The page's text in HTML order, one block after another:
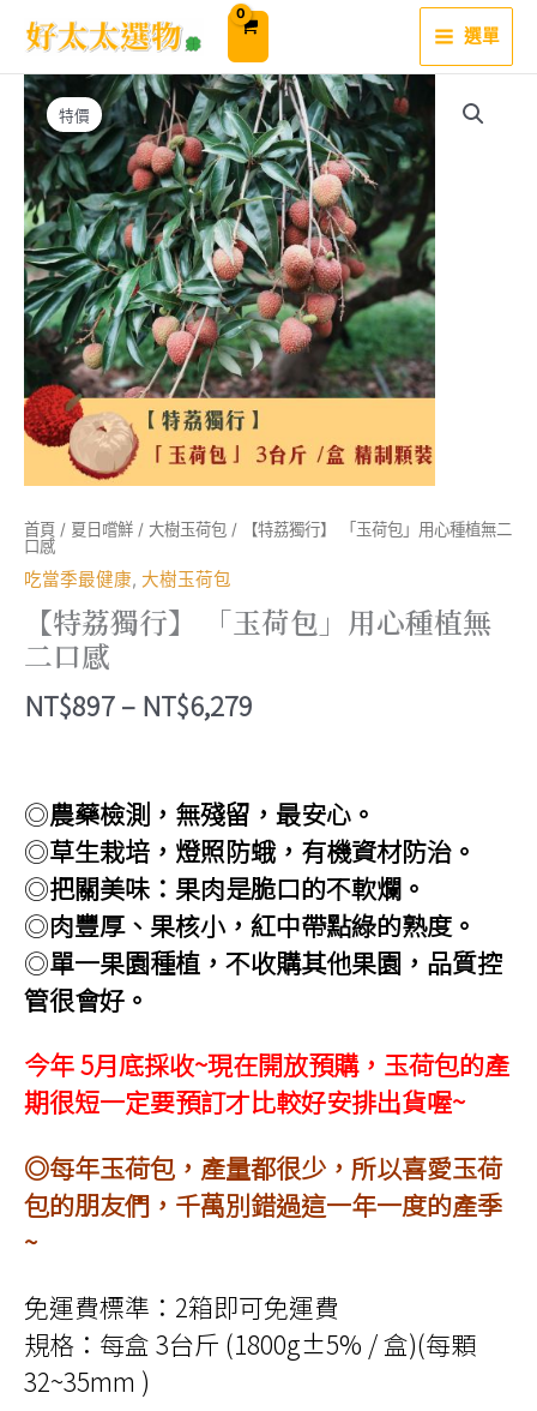
內
選單
特價
首頁 / 夏日嚐鮮 / 大樹玉荷包 / 【特荔獨行】 「玉荷包」用心種植無二
口感
吃當季最健康, 大樹玉荷包
【特荔獨行】 「玉荷包」用心種植無
二口感
NT$897– NT$6,279
圍：
NT$897
到
NT$6,279
◎農藥檢測，無殘留，最安心。
◎草生栽培，燈照防蛾，有機資材防治。
◎把關美味：果肉是脆口的不軟爛。
◎肉豐厚、果核小，紅中帶點綠的熟度。
◎單一果園種植，不收購其他果園，品質控
管很會好。
今年 5月底採收~現在開放預購，玉荷包的產
期很短一定要預訂才比較好安排出貨喔~
◎每年玉荷包，產量都很少，所以喜愛玉荷
包的朋友們，千萬別錯過這一年一度的產季
~
免運費標準：2箱即可免運費
規格：每盒 3台斤 (1800g±5% / 盒)(每顆
32~35mm )